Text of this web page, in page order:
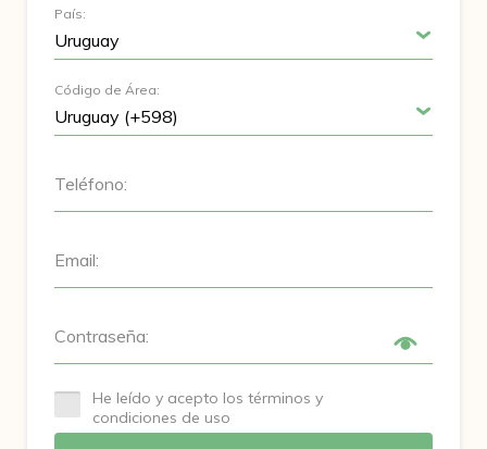
País:
Código de Área:
Teléfono:
Email:
Contraseña:
He leído y acepto los términos y
condiciones de uso